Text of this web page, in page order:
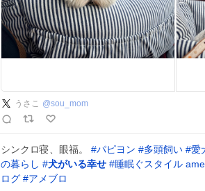
うさこ @sou_mom
シンクロ寝、眼福。 #パピヨン #多頭飼い #愛
の暮らし #犬がいる幸せ #睡眠ぐスタイル
ログ #アメブロ